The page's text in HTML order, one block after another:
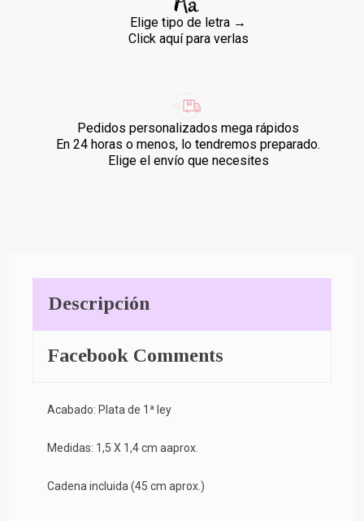
Elige tipo de letra →
Click aquí para verlas
Pedidos personalizados mega rápidos
En 24 horas o menos, lo tendremos preparado.
Elige el envío que necesites
Descripción
Facebook Comments
Acabado: Plata de 1ª ley
Medidas: 1,5 X 1,4 cm aaprox.
Cadena incluida (45 cm aprox.)